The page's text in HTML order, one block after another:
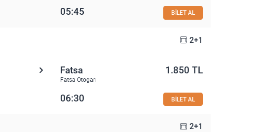
05:45 BİLET AL
2+1
Fatsa
Fatsa Otogarı
1.850 TL
06:30 BİLET AL
2+1